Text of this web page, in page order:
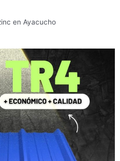
en Ayacucho